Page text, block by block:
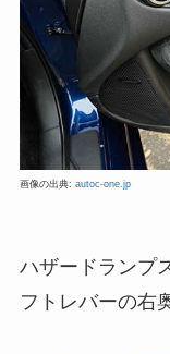
画像の出典: autoc-one.jp
ハザードランプ
フトレバーの右